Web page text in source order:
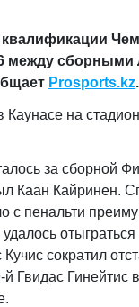
между сборными
Prosports.kz.
Каунасе на
за сборной
Каан Кайринен.
с пенальти
отыграться
сократил
Гвидас Гинейтис